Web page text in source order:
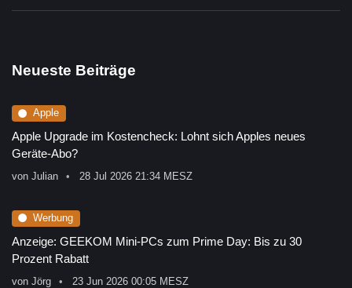
Neueste Beiträge
Apple
Apple Upgrade im Kostencheck: Lohnt sich Apples neues
Geräte-Abo?
von Julian 28 Jul 2026 21:34 MESZ
Werbung
Anzeige: GEEKOM Mini-PCs zum Prime Day: Bis zu 30
Prozent Rabatt
von Jörg 23 Jun 2026 00:05 MESZ